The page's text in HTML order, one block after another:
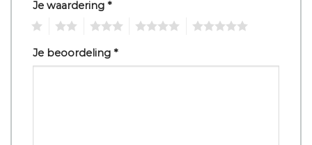
Je waardering *
Je beoordeling *